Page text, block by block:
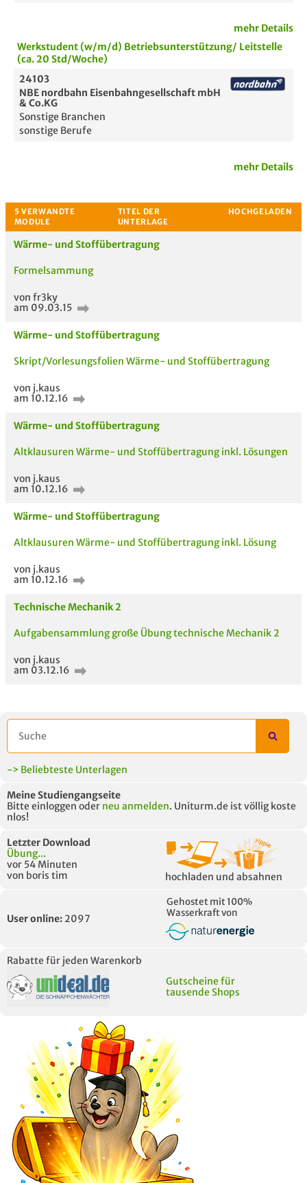
Passende Stellenanzeigen
mehr Details
Werkstudent (w/m/d) Betriebsunterstützung/ Leitstelle
(ca. 20 Std/Woche)
24103
NBE nordbahn Eisenbahngesellschaft mbH
& Co.KG
Sonstige Branchen
sonstige Berufe
mehr Details
MODULE
Wärme- und Stoffübertragung
Formelsammung
von fr3ky
am 09.03.15
Wärme- und Stoffübertragung
Skript/Vorlesungsfolien Wärme- und Stoffübertragung
von j.kaus
am 10.12.16
Wärme- und Stoffübertragung
Altklausuren Wärme- und Stoffübertragung inkl. Lösungen
von j.kaus
am 10.12.16
Wärme- und Stoffübertragung
Altklausuren Wärme- und Stoffübertragung inkl. Lösung
von j.kaus
am 10.12.16
Technische Mechanik 2
Aufgabensammlung große Übung technische Mechanik 2
von j.kaus
am 03.12.16
-> Beliebteste Unterlagen
Meine Studiengangseite
Bitte einloggen oder neu anmelden. Uniturm.de ist völlig koste
nlos!
Letzter Download
Übung...
vor 54 Minuten
von boris tim
hochladen und absahnen
User online: 2097
Gehostet mit 100%
Wasserkraft von
Rabatte für jeden Warenkorb
Gutscheine für
tausende Shops